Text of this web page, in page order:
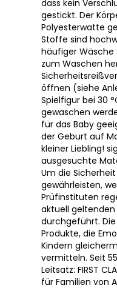
dass kein
gestickt. Der
Polyesterwatte
Stoffe sind
häufiger Wäsche
zum Waschen
öffnen (siehe
Spielfigur bei 30
gewaschen
für das Baby
der Geburt auf
kleiner Liebling!
ausgesuchte
Um die
gewährleisten,
Prüfinstituten
aktuell
durchgeführt.
Produkte, die
Kindern
vermitteln. Seit
Leitsatz: FIRST
für Familien von